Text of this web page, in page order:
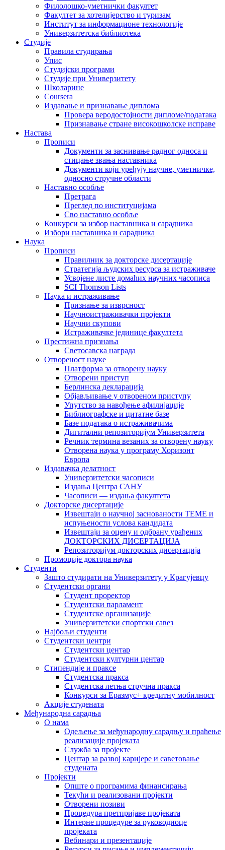
Филолошко-уметнички факултет
Факултет за хотелијерство и туризам
Институт за информационе технологије
Универзитетска библиотека
Студије
Правила студирања
Упис
Студијски програми
Студије при Универзитету
Школарине
Coursera
Издавање и признавање диплома
Провера веродостојности дипломе/података
Признавање стране високошколске исправе
Настава
Прописи
Документи за заснивање радног односа и
стицање звања наставника
Документи који уређују научне, уметничке,
односно стручне области
Наставно особље
Претрага
Преглед по институцијама
Сво наставно особље
Конкурси за избор наставника и сарадника
Избори наставника и сарадника
Наука
Прописи
Правилник за докторске дисертације
Стратегија људских ресурса за истраживаче
Усвојене листе домаћих научних часописа
SCI Thomson Lists
Наука и истраживање
Признање за изврсност
Научноистраживачки пројекти
Научни скупови
Истраживачке јединице факултета
Престижна признања
Светосавска награда
Отвореност науке
Платформа за отворену науку
Отворени приступ
Берлинска декларација
Објављивање у отвореном приступу
Упутство за навођење афилијације
Библиографске и цитатне базе
Базе података о истраживачима
Дигитални репозиторијум Универзитета
Рeчник термина везаних за отворену науку
Отворена наука у програму Хоризонт
Европа
Издавачка делатност
Универзитетски часописи
Издања Центра САНУ
Часописи — издања факултета
Докторске дисертације
Извештаји о научној заснованости ТЕМЕ и
испуњености услова кандидата
Извештаји за оцену и одбрану урађених
ДОКТОРСКИХ ДИСЕРТАЦИЈА
Репозиторијум докторских дисертација
Промоције доктора наука
Студенти
Зашто студирати на Универзитету у Крагујевцу
Студентски органи
Студент проректор
Студентски парламент
Студентске организације
Универзитетски спортски савез
Најбољи студенти
Студентски центри
Студентски центар
Студентски културни центар
Стипендије и праксе
Студентска пракса
Студентска летња стручна пракса
Конкурси за Еразмус+ кредитну мобилност
Акције студената
Међународна сарадња
О нама
Одељење за међународну сарадњу и праћење
реализације пројеката
Служба за пројекте
Центар за развој каријере и саветовање
студената
Пројекти
Опште о програмима финансирања
Текући и реализовани пројекти
Отворени позиви
Процедура претпријаве пројеката
Интерне процедуре за руководиоце
пројеката
Вебинари и презентације